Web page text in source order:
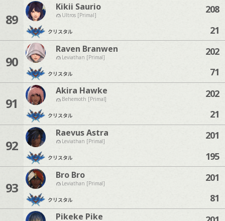
89
Kikii Saurio
Ultros [Primal]
クリスタル
208
21
90
Raven Branwen
Leviathan [Primal]
クリスタル
202
71
91
Akira Hawke
Behemoth [Primal]
クリスタル
202
21
92
Raevus Astra
Leviathan [Primal]
クリスタル
201
195
93
Bro Bro
Leviathan [Primal]
クリスタル
201
81
Pikeke Pike